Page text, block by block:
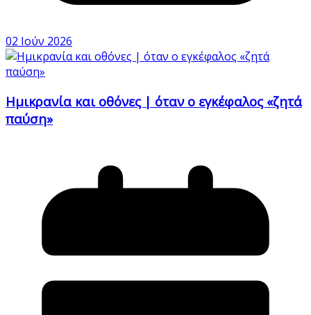
02 Ιούν 2026
Ημικρανία και οθόνες | όταν ο εγκέφαλος «ζητά
παύση»